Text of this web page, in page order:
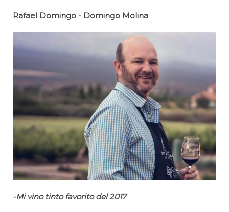
Rafael Domingo - Domingo Molina
-Mi vino tinto favorito del 2017